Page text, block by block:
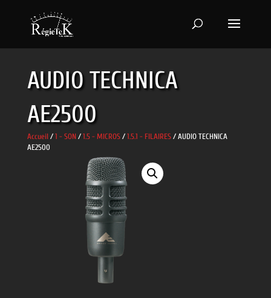
AUDIO TECHNICA
AE2500
Accueil/ 1 - SON/ 1.5 - MICROS/ 1.5.1 - FILAIRES/ AUDIO TECHNICA
AE2500